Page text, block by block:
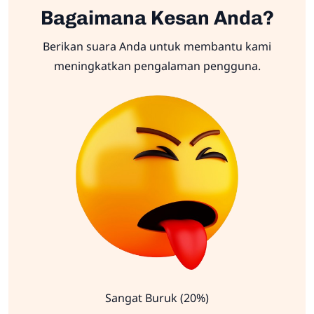
Bagaimana Kesan Anda?
Berikan suara Anda untuk membantu kami
meningkatkan pengalaman pengguna.
Sangat Buruk (20%)